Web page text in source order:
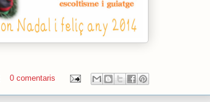
0 comentaris